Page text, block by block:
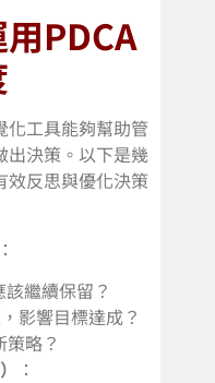
PDCA
化工具能夠幫助管
出決策。以下是幾
效反思與優化決策
：
繼續保留？
影響目標達成？
略？
：